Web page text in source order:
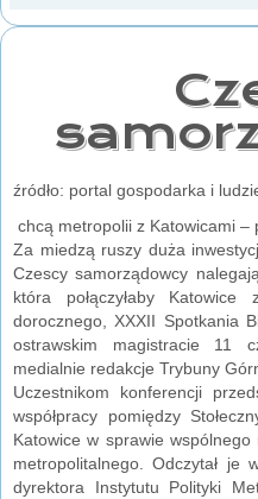
źródło: portal gospodarka i
chcą metropolii z Katowicami
Za miedzą ruszy duża
Czescy samorządowcy
która połączyłaby
dorocznego, XXXII Spotkania
ostrawskim magistracie 11
medialnie redakcje Trybuny
Uczestnikom konferencji
współpracy pomiędzy
Katowice w sprawie
metropolitalnego. Odczytał je
dyrektora Instytutu Polityki